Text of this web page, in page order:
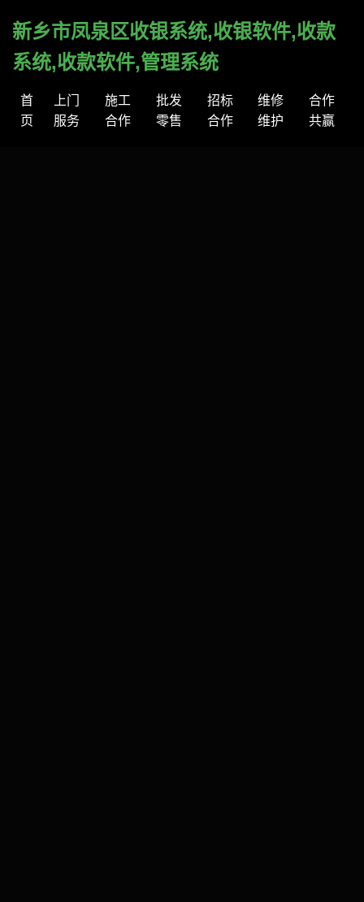
新乡市凤泉区收银系统,收银软件,收款
系统,收款软件,管理系统
首
页
上门
服务
施工
合作
批发
零售
招标
合作
维修
维护
合作
共赢